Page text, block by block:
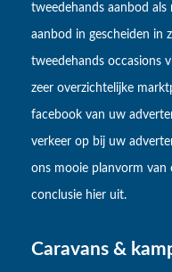
tweedehands aanbod
aanbod in gescheiden in
tweedehands occasions
zeer overzichtelijke
facebook van uw
verkeer op bij uw
ons mooie planvorm van
conclusie hier uit.
Caravans &